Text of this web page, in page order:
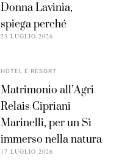
Donna Lavinia,
spiega perché
23 LUGLIO 2026
HOTEL E RESORT
Matrimonio all’Agri
Relais Cipriani
Marinelli, per un Sì
immerso nella natura
17 LUGLIO 2026